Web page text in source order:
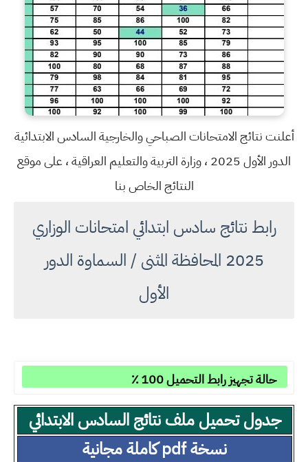
أعلنت نتائج الامتحانات الصباحي والخارجية السادس الابتدائية
الدور الأول 2025 ، وزارة التربية والتعليم العراقية ، على موقع
النتائج الخاص بنا
رابط نتائج سادس ابتدائي امتحانات الوزاري
2025 المحافظة المثنى / السماوة الدور
الأول
حالة تجهيز رابط التحميل 100 ٪
جدول تحميل ملف نتائج السادس الابتدائي
نسخة pdf كاملة مجانية